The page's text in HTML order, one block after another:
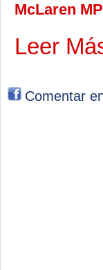
McLaren
Leer
Comentar